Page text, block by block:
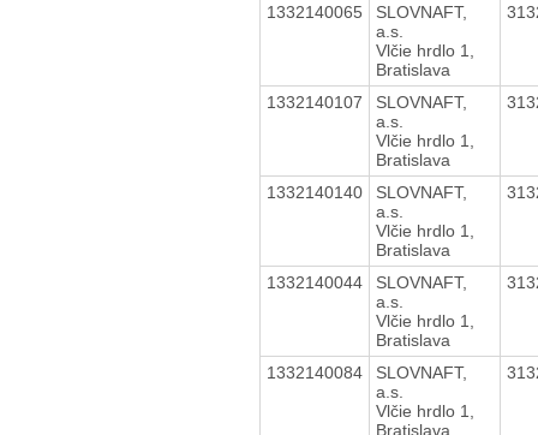
1332140065
SLOVNAFT,
a.s.
Vlčie hrdlo 1,
Bratislava
1332140107
SLOVNAFT,
a.s.
Vlčie hrdlo 1,
Bratislava
1332140140
SLOVNAFT,
a.s.
Vlčie hrdlo 1,
Bratislava
1332140044
SLOVNAFT,
a.s.
Vlčie hrdlo 1,
Bratislava
1332140084
SLOVNAFT,
a.s.
Vlčie hrdlo 1,
Bratislava